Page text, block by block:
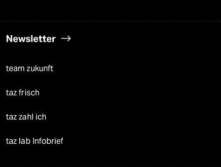
Newsletter
team zukunft
taz frisch
taz zahl ich
taz lab Infobrief